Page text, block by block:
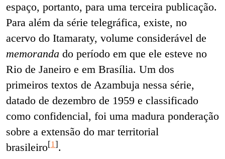
espaço, portanto, para uma terceira publicação.
Para além da série telegráfica, existe, no
acervo do Itamaraty, volume considerável de
memoranda do período em que ele esteve no
Rio de Janeiro e em Brasília. Um dos
primeiros textos de Azambuja nessa série,
datado de dezembro de 1959 e classificado
como confidencial, foi uma madura ponderação
sobre a extensão do mar territorial
brasileiro[1].